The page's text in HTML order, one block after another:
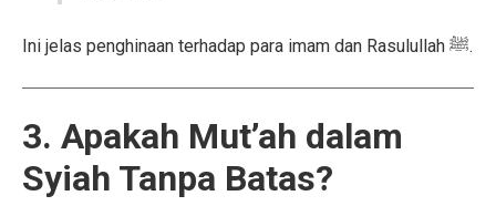
Ini jelas penghinaan terhadap para imam dan Rasulullah ﷺ.
3. Apakah Mut’ah dalam
Syiah Tanpa Batas?